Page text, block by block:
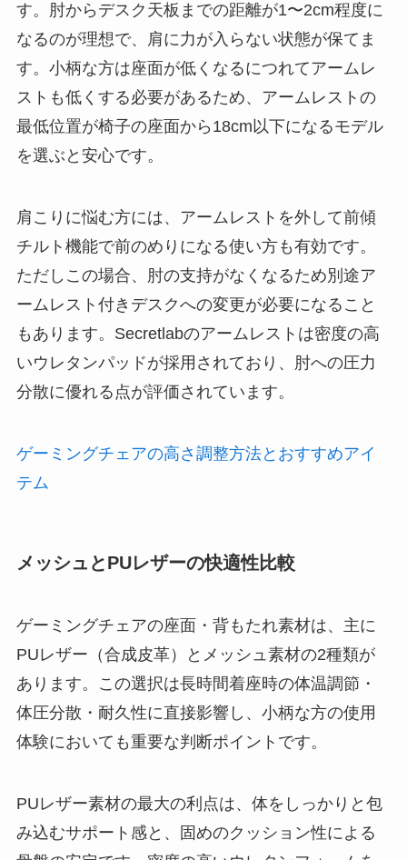
す。肘からデスク天板までの距離が1〜2cm程度に
なるのが理想で、肩に力が入らない状態が保てま
す。小柄な方は座面が低くなるにつれてアームレ
ストも低くする必要があるため、アームレストの
最低位置が椅子の座面から18cm以下になるモデル
を選ぶと安心です。
肩こりに悩む方には、アームレストを外して前傾
チルト機能で前のめりになる使い方も有効です。
ただしこの場合、肘の支持がなくなるため別途ア
ームレスト付きデスクへの変更が必要になること
もあります。Secretlabのアームレストは密度の高
いウレタンパッドが採用されており、肘への圧力
分散に優れる点が評価されています。
ゲーミングチェアの高さ調整方法とおすすめアイ
テム
メッシュとPUレザーの快適性比較
ゲーミングチェアの座面・背もたれ素材は、主に
PUレザー（合成皮革）とメッシュ素材の2種類が
あります。この選択は長時間着座時の体温調節・
体圧分散・耐久性に直接影響し、小柄な方の使用
体験においても重要な判断ポイントです。
PUレザー素材の最大の利点は、体をしっかりと包
み込むサポート感と、固めのクッション性による